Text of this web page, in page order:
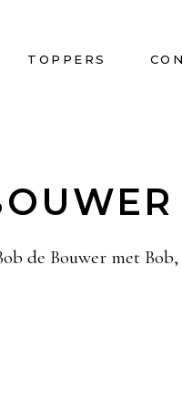
TOPPERS
de Bouwer met